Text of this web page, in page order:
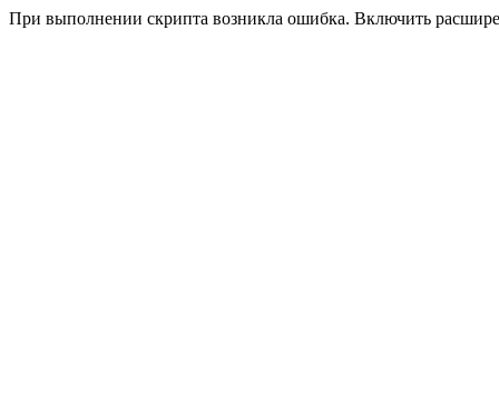
При выполнении скрипта возникла ошибка. Включить